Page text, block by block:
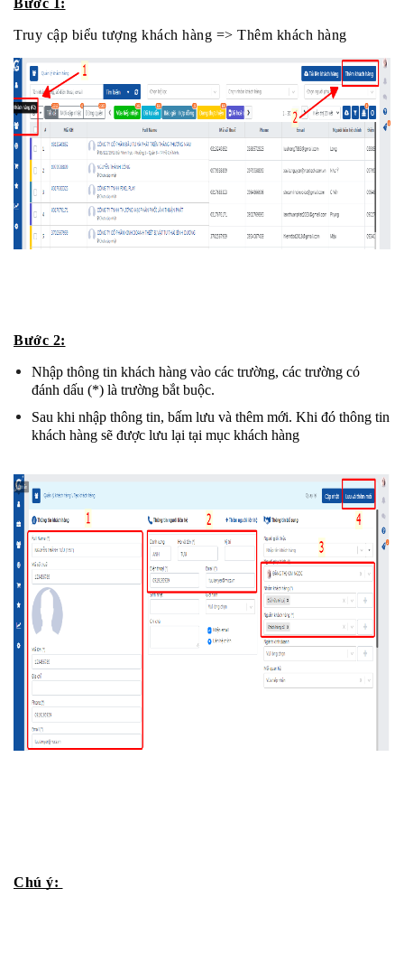
Bước 1:
Truy cập biểu tượng khách hàng => Thêm khách hàng
Bước 2:
Nhập thông tin khách hàng vào các trường, các trường có
đánh dấu (*) là trường bắt buộc.
Sau khi nhập thông tin, bấm lưu và thêm mới. Khi đó thông tin
khách hàng sẽ được lưu lại tại mục khách hàng
Chú ý: